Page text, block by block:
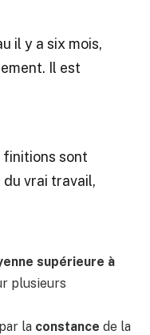
il y a six mois,
Il est
finitions sont
du vrai travail,
supérieure à
plusieurs
la constance de la